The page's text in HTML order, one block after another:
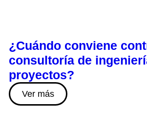
¿Cuándo conviene
consultoría de
proyectos?
Ver más